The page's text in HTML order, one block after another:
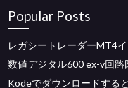
Popular Posts
レガシートレーダーMT4
数値デジタル600 ex-v回
Kodeでダウンロードする